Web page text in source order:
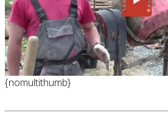
{nomultithumb}